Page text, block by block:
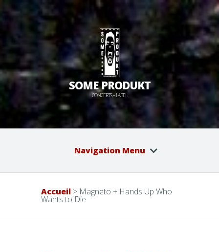
SOME PRODUKT
CONCERTS – LABEL
Navigation Menu
Accueil > Magneto + Hands Up Who
Wants to Die